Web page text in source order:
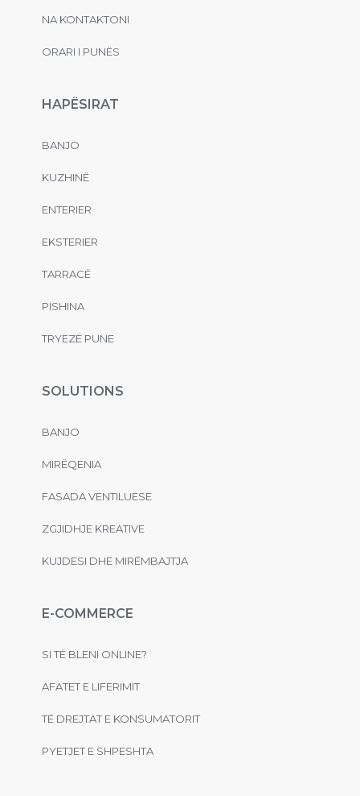
NA KONTAKTONI
ORARI I PUNËS
HAPËSIRAT
BANJO
KUZHINË
ENTERIER
EKSTERIER
TARRACË
PISHINA
TRYEZË PUNE
SOLUTIONS
BANJO
MIRËQENIA
FASADA VENTILUESE
ZGJIDHJE KREATIVE
KUJDESI DHE MIRËMBAJTJA
E-COMMERCE
SI TË BLENI ONLINE?
AFATET E LIFERIMIT
TË DREJTAT E KONSUMATORIT
PYETJET E SHPESHTA